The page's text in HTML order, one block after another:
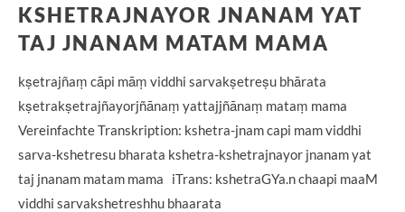
KSHETRAJNAYOR JNANAM YAT
TAJ JNANAM MATAM MAMA
kṣetrajñaṃ cāpi māṃ viddhi sarvakṣetreṣu bhārata
kṣetrakṣetrajñayorjñānaṃ yattajjñānaṃ mataṃ mama
Vereinfachte Transkription: kshetra-jnam capi mam viddhi
sarva-kshetresu bharata kshetra-kshetrajnayor jnanam yat
taj jnanam matam mama iTrans: kshetraGYa.n chaapi maaM
viddhi sarvakshetreshhu bhaarata